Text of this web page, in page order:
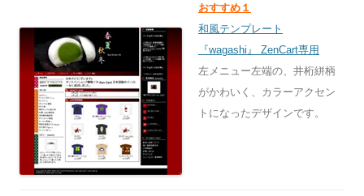
おすすめ１
和風テンプレート
『wagashi』 ZenCart専用
左メニュー左端の、井桁絣柄
がかわいく、カラーアクセン
トになったデザインです。